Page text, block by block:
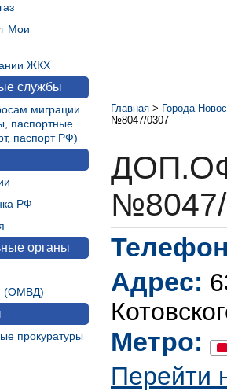
Мои
ЖКХ
службы
миграции
паспорт РФ)
РФ
органы
(ОМВД)
прокуратуры
Главная > Города
№8047/0307
Адрес:
Метро:
Перейти